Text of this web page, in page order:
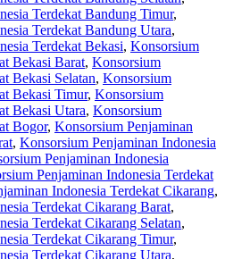
Terdekat Bandung Timur,
Terdekat Bandung Utara,
Terdekat Bekasi, Konsorsium
Bekasi Barat, Konsorsium
Bekasi Selatan, Konsorsium
Bekasi Timur, Konsorsium
Bekasi Utara, Konsorsium
Bogor, Konsorsium Penjaminan
, Konsorsium Penjaminan Indonesia
Penjaminan Indonesia
Penjaminan Indonesia Terdekat
Indonesia Terdekat Cikarang,
Terdekat Cikarang Barat,
Terdekat Cikarang Selatan,
Terdekat Cikarang Timur,
Terdekat Cikarang Utara,